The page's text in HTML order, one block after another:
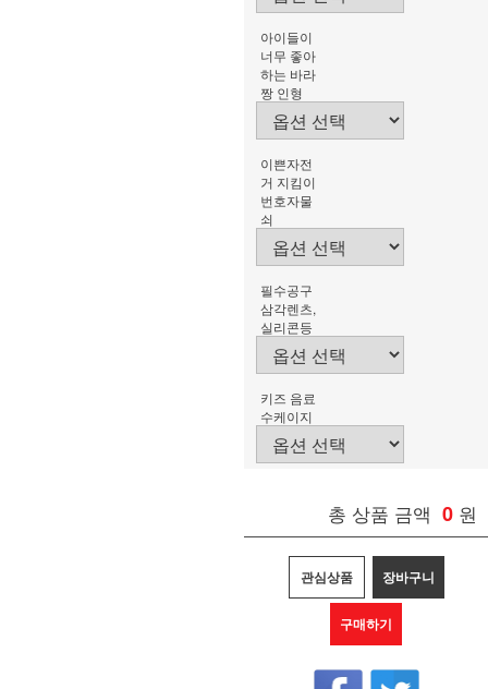
아이들이
너무 좋아
하는 바라
짱 인형
이쁜자전
거 지킴이
번호자물
쇠
필수공구
삼각렌츠,
실리콘등
키즈 음료
수케이지
총 상품 금액 0 원
관심상품 장바구니
구매하기